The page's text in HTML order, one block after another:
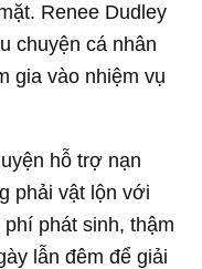
Renee Dudley
chuyện cá nhân
gia vào nhiệm vụ
hỗ trợ nạn
phải vật lộn với
phát sinh, thậm
lẫn đêm để giải